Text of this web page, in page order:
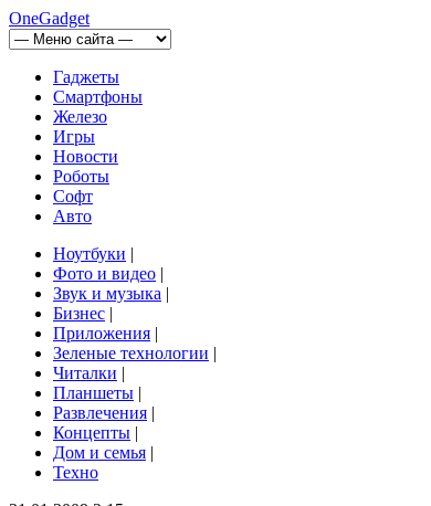
OneGadget
Гаджеты
Смартфоны
Железо
Игры
Новости
Роботы
Софт
Авто
Ноутбуки |
Фото и видео |
Звук и музыка |
Бизнес |
Приложения |
Зеленые технологии |
Читалки |
Планшеты |
Развлечения |
Концепты |
Дом и семья |
Техно